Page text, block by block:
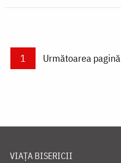
PaginareCurrent page
1 Next page
Următoarea pagină
VIAȚA BISERICII